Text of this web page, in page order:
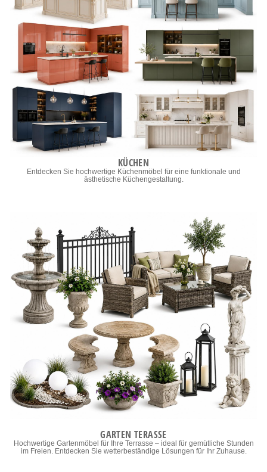
KÜCHEN
Entdecken Sie hochwertige Küchenmöbel für eine funktionale und
ästhetische Küchengestaltung.
GARTEN TERASSE
Hochwertige Gartenmöbel für Ihre Terrasse – ideal für gemütliche Stunden
im Freien. Entdecken Sie wetterbeständige Lösungen für Ihr Zuhause.